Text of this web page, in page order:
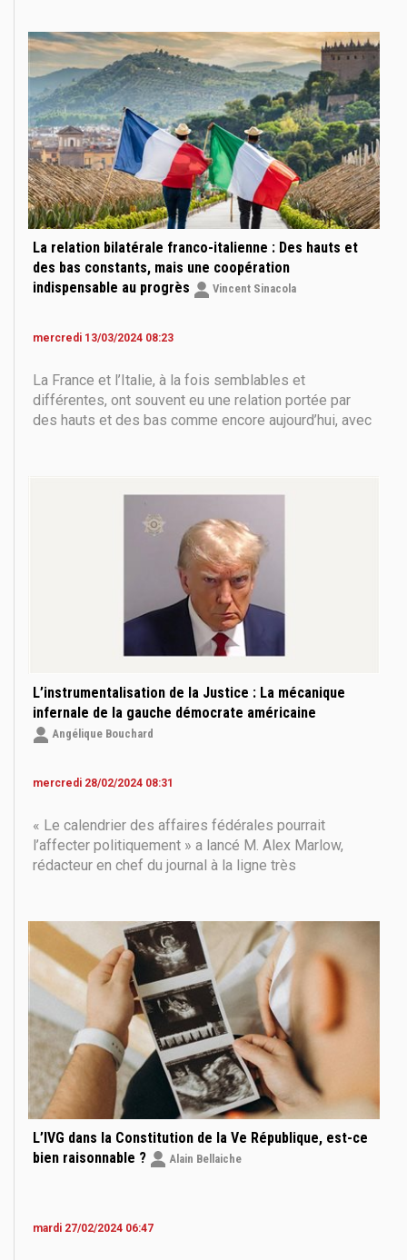
pandémie de Covid-19, abordant des thèmes
La relation bilatérale franco-italienne : Des hauts et
des bas constants, mais une coopération
indispensable au progrès
Vincent Sinacola
mercredi 13/03/2024 08:23
La France et l’Italie, à la fois semblables et
différentes, ont souvent eu une relation portée par
des hauts et des bas comme encore aujourd’hui, avec
L’instrumentalisation de la Justice : La mécanique
infernale de la gauche démocrate américaine
Angélique Bouchard
mercredi 28/02/2024 08:31
« Le calendrier des affaires fédérales pourrait
l’affecter politiquement » a lancé M. Alex Marlow,
rédacteur en chef du journal à la ligne très
(réédité en livre de poche pour l’élection des
prochaines
L’IVG dans la Constitution de la Ve République, est-ce
bien raisonnable ?
Alain Bellaiche
mardi 27/02/2024 06:47